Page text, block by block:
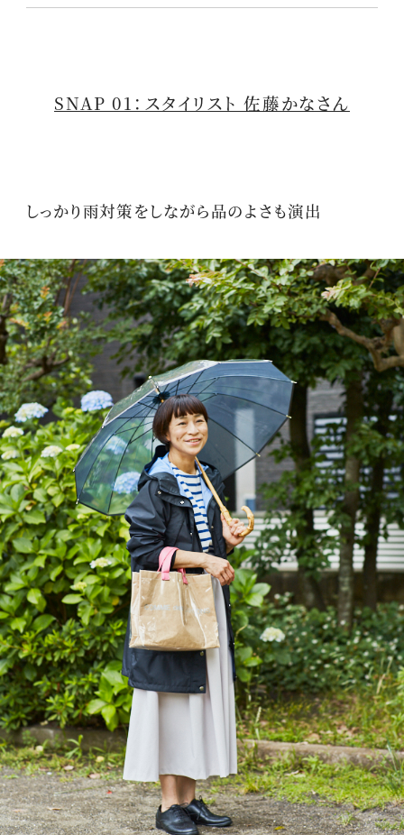
SNAP 01：スタイリスト 佐藤かなさん
しっかり雨対策をしながら品のよさも演出